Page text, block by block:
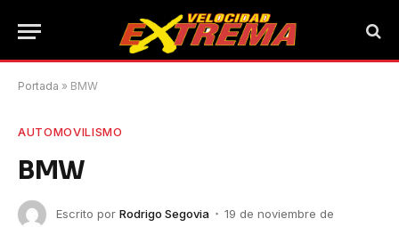
Portada » BMW
AUTOMOVILISMO
BMW
Escrito por Rodrigo Segovia
19 de noviembre de